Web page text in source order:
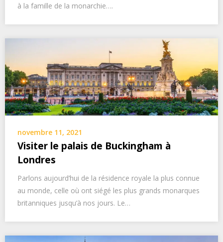
à la famille de la monarchie….
novembre 11, 2021
Visiter le palais de Buckingham à
Londres
Parlons aujourd’hui de la résidence royale la plus connue
au monde, celle où ont siégé les plus grands monarques
britanniques jusqu’à nos jours. Le…